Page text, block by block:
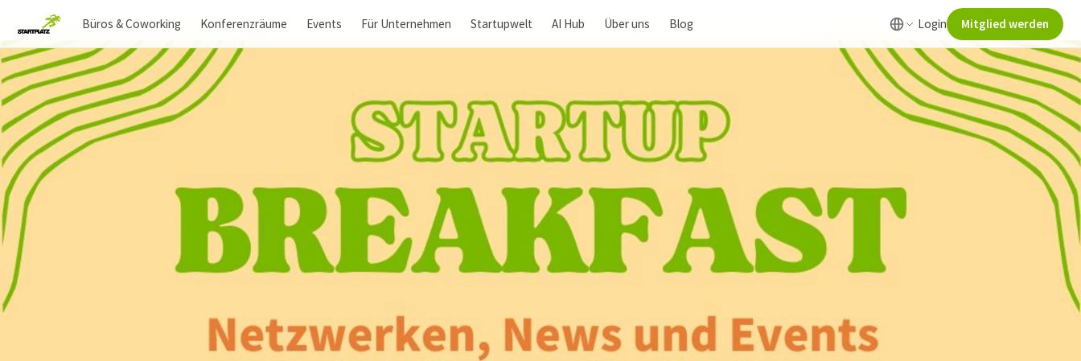
Büros & Coworking Konferenzräume Events Für Unternehmen Startupwelt AI Hub Über uns Blog Login Mitglied werden